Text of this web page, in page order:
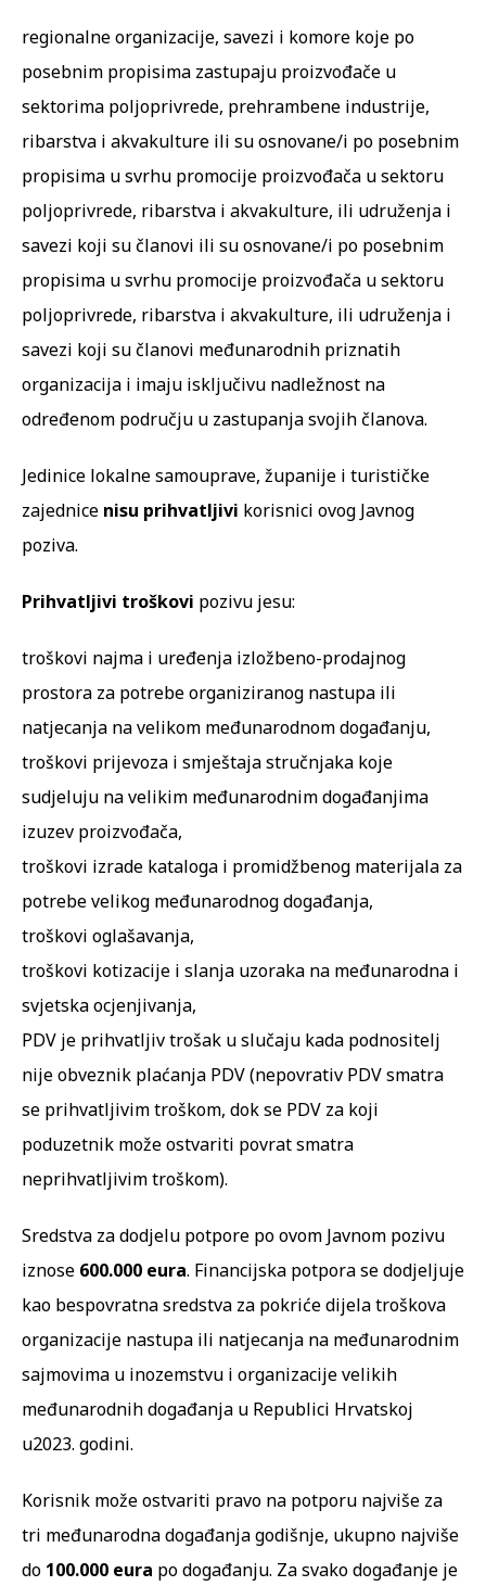
regionalne organizacije, savezi i komore koje po
posebnim propisima zastupaju proizvođače u
sektorima poljoprivrede, prehrambene industrije,
ribarstva i akvakulture ili su osnovane/i po posebnim
propisima u svrhu promocije proizvođača u sektoru
poljoprivrede, ribarstva i akvakulture, ili udruženja i
savezi koji su članovi ili su osnovane/i po posebnim
propisima u svrhu promocije proizvođača u sektoru
poljoprivrede, ribarstva i akvakulture, ili udruženja i
savezi koji su članovi međunarodnih priznatih
organizacija i imaju isključivu nadležnost na
određenom području u zastupanja svojih članova.
Jedinice lokalne samouprave, županije i turističke
zajednice nisu prihvatljivi korisnici ovog Javnog
poziva.
Prihvatljivi troškovi pozivu jesu:
troškovi najma i uređenja izložbeno-prodajnog
prostora za potrebe organiziranog nastupa ili
natjecanja na velikom međunarodnom događanju,
troškovi prijevoza i smještaja stručnjaka koje
sudjeluju na velikim međunarodnim događanjima
izuzev proizvođača,
troškovi izrade kataloga i promidžbenog materijala za
potrebe velikog međunarodnog događanja,
troškovi oglašavanja,
troškovi kotizacije i slanja uzoraka na međunarodna i
svjetska ocjenjivanja,
PDV je prihvatljiv trošak u slučaju kada podnositelj
nije obveznik plaćanja PDV (nepovrativ PDV smatra
se prihvatljivim troškom, dok se PDV za koji
poduzetnik može ostvariti povrat smatra
neprihvatljivim troškom).
Sredstva za dodjelu potpore po ovom Javnom pozivu
iznose 600.000 eura. Financijska potpora se dodjeljuje
kao bespovratna sredstva za pokriće dijela troškova
organizacije nastupa ili natjecanja na međunarodnim
sajmovima u inozemstvu i organizacije velikih
međunarodnih događanja u Republici Hrvatskoj
u2023. godini.
Korisnik može ostvariti pravo na potporu najviše za
tri međunarodna događanja godišnje, ukupno najviše
do 100.000 eura po događanju. Za svako događanje je